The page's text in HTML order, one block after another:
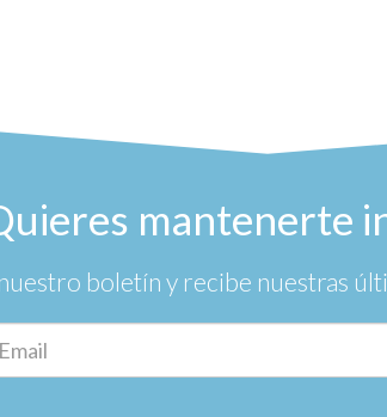
mantenerte
boletín y recibe nuestras